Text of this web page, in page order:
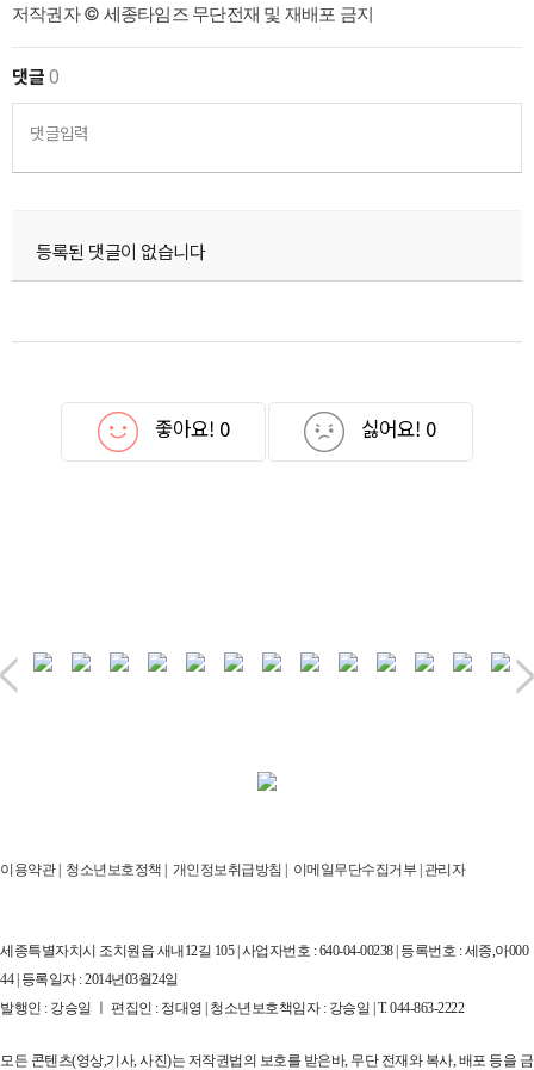
저작권자 © 세종타임즈 무단전재 및 재배포 금지
댓글0
댓글입력
등록된 댓글이 없습니다
좋아요! 0 싫어요! 0
이용약관| 청소년보호정책 | 개인정보취급방침 | 이메일무단수집거부 | 관리자
세종특별자치시 조치원읍 새내12길 105 | 사업자번호 : 640-04-00238 | 등록번호 : 세종,아000
44 | 등록일자 : 2014년03월24일
발행인 : 강승일 ㅣ 편집인 : 정대영 | 청소년보호책임자 : 강승일 | T. 044-863-2222
모든 콘텐츠(영상,기사, 사진)는 저작권법의 보호를 받은바, 무단 전재와 복사, 배포 등을 금